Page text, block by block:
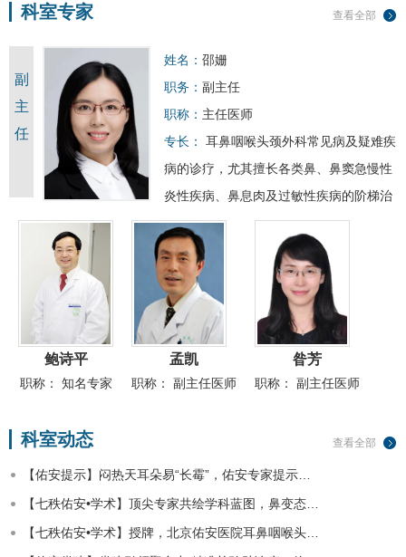
查看全部
科室专家
副
主
任
姓名： 邵姗
职务： 副主任
职称： 主任医师
专长：
耳鼻咽喉头颈外科常见病及疑难疾
病的诊疗，尤其擅长各类鼻、鼻窦急慢性
炎性疾病、鼻息肉及过敏性疾病的阶梯治
疗及慢病管理，鼻中隔偏曲、鼻甲肥大、
腺样体/扁桃体肥大微创…
鲍诗平
职称： 知名专家
孟凯
职称： 副主任医师
昝芳
职称： 副主任医师
查看全部
科室动态
【佑安提示】闷热天耳朵易“长霉”，佑安专家提示…
【七秩佑安•学术】顶尖专家共绘学科蓝图，鼻变态…
【七秩佑安•学术】授牌，北京佑安医院耳鼻咽喉头…